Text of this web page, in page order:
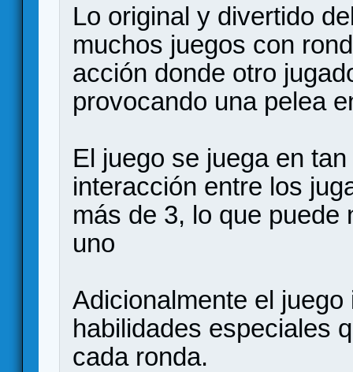
Lo original y divertido
muchos juegos con
acción donde otro
provocando una pelea
El juego se juega en
interacción entre los
más de 3, lo que puede
uno
Adicionalmente el
habilidades especiales
cada ronda.